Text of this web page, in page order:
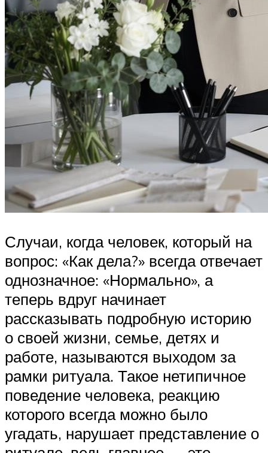
Случаи, когда человек, который на
вопрос: «Как дела?» всегда отвечает
однозначное: «Нормально», а
теперь вдруг начинает
рассказывать подробную историю
о своей жизни, семье, детях и
работе, называются выходом за
рамки ритуала. Такое нетипичное
поведение человека, реакцию
которого всегда можно было
угадать, нарушает представление о